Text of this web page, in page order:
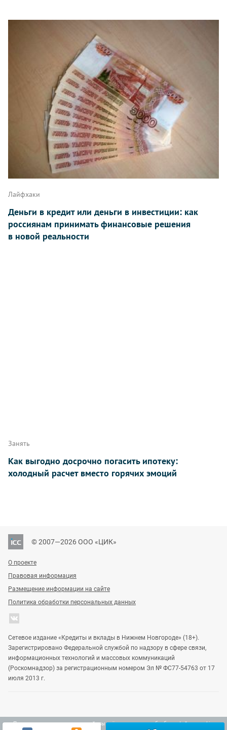
Продолжая использовать наш сайт, вы даёте согласие на обработку файлов cookie,
Лайфхаки
Деньги в кредит или деньги в инвестиции: как
россиянам принимать финансовые решения
в новой реальности
Занять
Как выгодно досрочно погасить ипотеку:
холодный расчет вместо горячих эмоций
© 2007—2026 ООО «ЦИК»
О проекте
Правовая информация
Размещение информации на сайте
Политика обработки персональных данных
Сетевое издание «Кредиты и вклады в Нижнем Новгороде» (18+).
Зарегистрировано Федеральной службой по надзору в сфере связи,
информационных технологий и массовых коммуникаций
(Роскомнадзор) за регистрационным номером Эл № ФС77-54763 от 17
июля 2013 г.